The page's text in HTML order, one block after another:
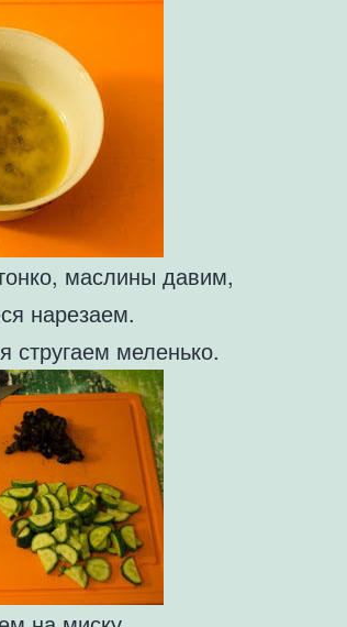
маслины давим,
нарезаем.
стругаем меленько.